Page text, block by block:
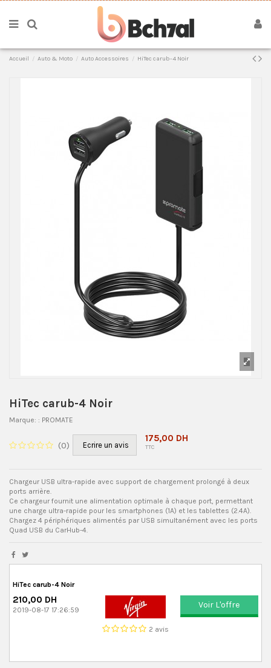
Accueil Auto & Moto Auto Accessoires HiTec carub-4 Noir
HiTec carub-4 Noir
Marque: : PROMATE
(0) Ecrire un avis
175,00 DH
TTC
Chargeur USB ultra-rapide avec support de chargement prolongé à deux
ports arrière.
Ce chargeur fournit une alimentation optimale à chaque port, permettant
une charge ultra-rapide pour les smartphones (1A) et les tablettes (2.4A).
Chargez 4 périphériques alimentés par USB simultanément avec les ports
Quad USB du CarHub-4.
HiTec carub-4 Noir
210,00 DH
2019-08-17 17:26:59
2 avis
Voir L'offre